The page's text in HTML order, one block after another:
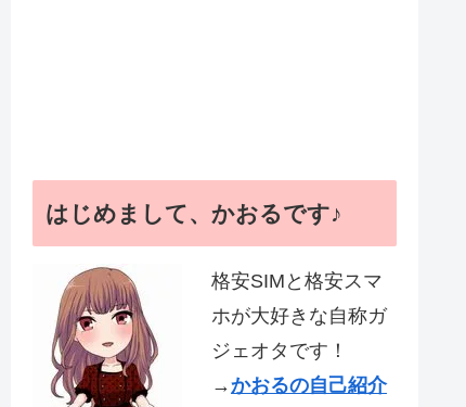
はじめまして、かおるです♪
格安SIMと格安スマ
ホが大好きな自称ガ
ジェオタです！
→かおるの自己紹介